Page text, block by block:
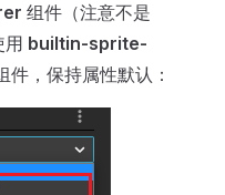
组件（注意不是
用 builtin-sprite-
件，保持属性默认：